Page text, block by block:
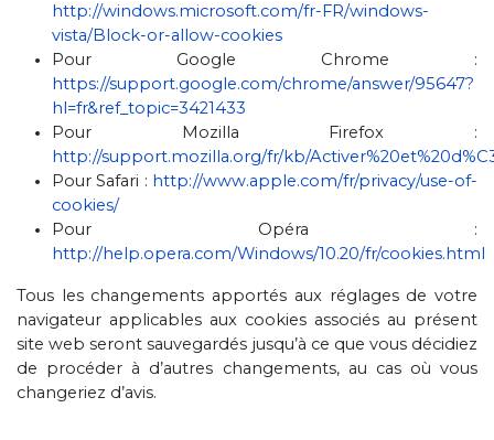
http://windows.microsoft.com/fr-FR/windows-
vista/Block-or-allow-cookies
Pour Google Chrome :
https://support.google.com/chrome/answer/95647?
hl=fr&ref_topic=3421433
Pour Mozilla Firefox :
http://support.mozilla.org/fr/kb/
Pour Safari : http://www.apple.com/fr/privacy/use-of-
cookies/
Pour Opéra :
http://help.opera.com/Windows/10.20/fr/cookies.html
Tous les changements apportés aux réglages de votre
navigateur applicables aux cookies associés au présent
site web seront sauvegardés jusqu’à ce que vous décidiez
de procéder à d’autres changements, au cas où vous
changeriez d’avis.